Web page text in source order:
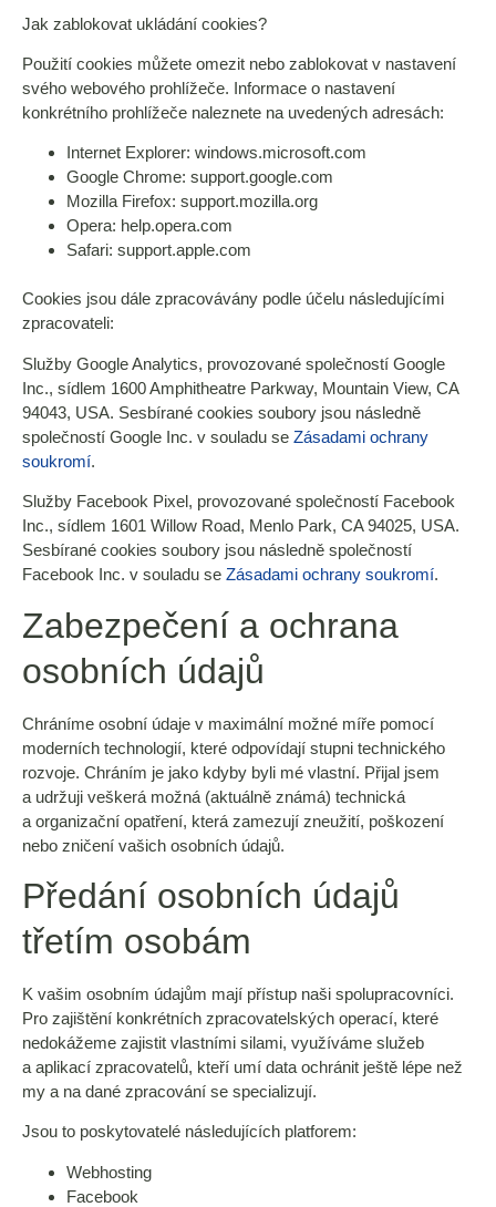
Jak zablokovat ukládání cookies?
Použití cookies můžete omezit nebo zablokovat v nastavení
svého webového prohlížeče. Informace o nastavení
konkrétního prohlížeče naleznete na uvedených adresách:
Internet Explorer: windows.microsoft.com
Google Chrome: support.google.com
Mozilla Firefox: support.mozilla.org
Opera: help.opera.com
Safari: support.apple.com
Cookies jsou dále zpracovávány podle účelu následujícími
zpracovateli:
Služby Google Analytics, provozované společností Google
Inc., sídlem 1600 Amphitheatre Parkway, Mountain View, CA
94043, USA. Sesbírané cookies soubory jsou následně
společností Google Inc. v souladu se Zásadami ochrany
soukromí.
Služby Facebook Pixel, provozované společností Facebook
Inc., sídlem 1601 Willow Road, Menlo Park, CA 94025, USA.
Sesbírané cookies soubory jsou následně společností
Facebook Inc. v souladu se Zásadami ochrany soukromí.
Zabezpečení a ochrana
osobních údajů
Chráníme osobní údaje v maximální možné míře pomocí
moderních technologií, které odpovídají stupni technického
rozvoje. Chráním je jako kdyby byli mé vlastní. Přijal jsem
a udržuji veškerá možná (aktuálně známá) technická
a organizační opatření, která zamezují zneužití, poškození
nebo zničení vašich osobních údajů.
Předání osobních údajů
třetím osobám
K vašim osobním údajům mají přístup naši spolupracovníci.
Pro zajištění konkrétních zpracovatelských operací, které
nedokážeme zajistit vlastními silami, využíváme služeb
a aplikací zpracovatelů, kteří umí data ochránit ještě lépe než
my a na dané zpracování se specializují.
Jsou to poskytovatelé následujících platforem:
Webhosting
Facebook